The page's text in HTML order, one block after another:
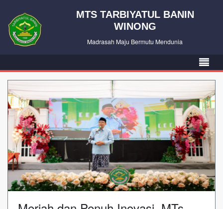
MTS TARBIYATUL BANIN
WINONG
Madrasah Maju Bermutu Mendunia